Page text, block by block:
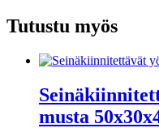
määrä
Tutustu myös
musta